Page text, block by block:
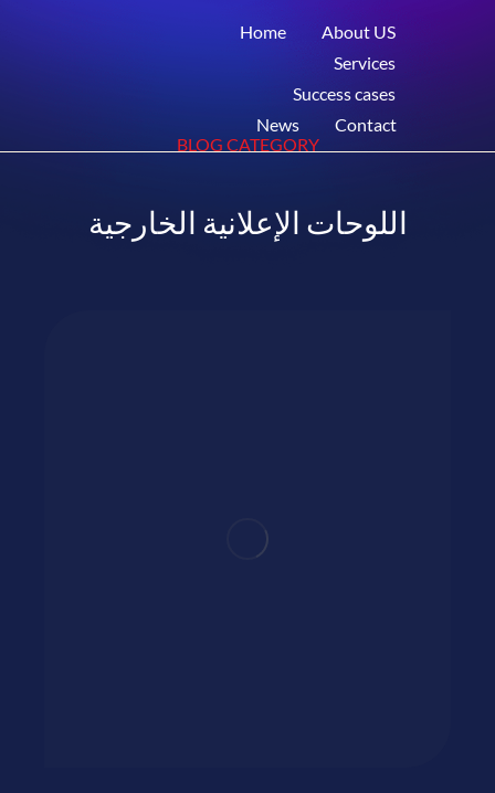
Home
About US
Services
Success cases
News
Contact
BLOG CATEGORY
اللوحات الإعلانية الخارجية